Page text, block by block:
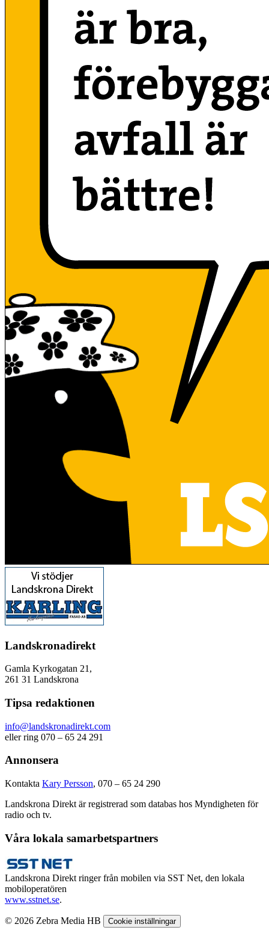
Landskronadirekt
Gamla Kyrkogatan 21,
261 31 Landskrona
Tipsa redaktionen
info@landskronadirekt.com
eller ring 070 – 65 24 291
Annonsera
Kontakta Kary Persson, 070 – 65 24 290
Landskrona Direkt är registrerad som databas hos Myndigheten för
radio och tv.
Våra lokala samarbetspartners
Landskrona Direkt ringer från mobilen via SST Net, den lokala
mobiloperatören
www.sstnet.se.
© 2026 Zebra Media HB Cookie inställningar